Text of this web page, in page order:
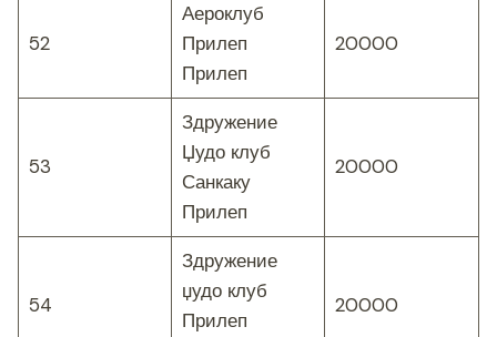
52
Аероклуб
Прилеп
Прилеп
20000
53
Здружение
Џудо клуб
Санкаку
Прилеп
20000
54
Здружение
џудо клуб
Прилеп
20000